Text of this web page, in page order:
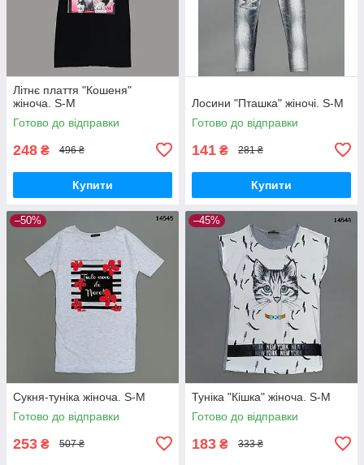
Літнє плаття "Кошеня"
жіноча. S-M
Готово до відправки
248 ₴ 496 ₴
Купити
Лосини "Пташка" жіночі. S-M
Готово до відправки
141 ₴ 281 ₴
Купити
–50%
Сукня-туніка жіноча. S-M
Готово до відправки
253 ₴ 507 ₴
–45%
Туніка "Кішка" жіноча. S-M
Готово до відправки
183 ₴ 333 ₴